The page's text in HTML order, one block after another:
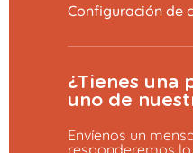
Configuración de
¿Tienes una
uno de
Envíenos un
responderemos